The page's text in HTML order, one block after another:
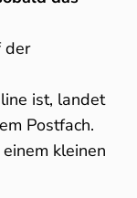
der
ist, landet
Postfach.
kleinen